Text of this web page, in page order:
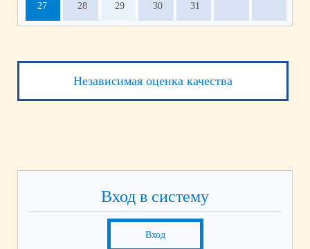
27 28 29 30 31
Независимая оценка качества
Вход в систему
Вход